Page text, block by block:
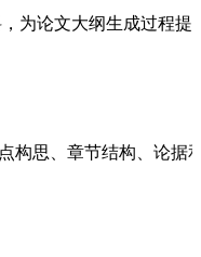
为论文大纲生成过程提
构思、章节结构、论据